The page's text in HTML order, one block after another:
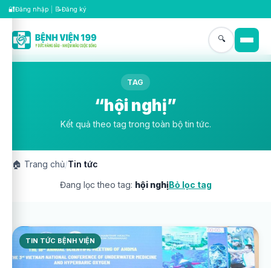
🔐Đăng nhập 📝Đăng ký
🔍
TAG
“hội nghị”
Kết quả theo tag trong toàn bộ tin tức.
🏠 Trang chủ/Tin tức
Đang lọc theo tag: hội nghịBỏ lọc tag
TIN TỨC BỆNH VIỆN